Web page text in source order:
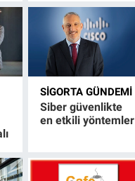
SIGORTA GÜNDEMI
Siber güvenlikte
en etkili yöntemler